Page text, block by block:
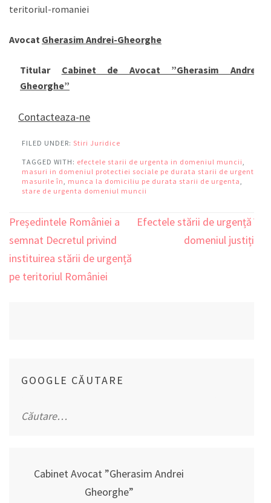
teritoriul-romaniei
Avocat Gherasim Andrei-Gheorghe
Titular Cabinet de Avocat ”Gherasim Andrei-
Gheorghe”
Contacteaza-ne
FILED UNDER: Stiri Juridice
TAGGED WITH: efectele starii de urgenta in domeniul muncii
masuri in domeniul protectiei sociale pe durata starii de urgenta
masurile în
munca la domiciliu pe durata starii de urgenta
stare de urgenta domeniul muncii
Navigare
în
articole
Președintele României a
semnat Decretul privind
instituirea stării de urgență
pe teritoriul României
Efectele stării de urgență în
domeniul justiției
GOOGLE CĂUTARE
după:
Cabinet Avocat ”Gherasim Andrei
Gheorghe”